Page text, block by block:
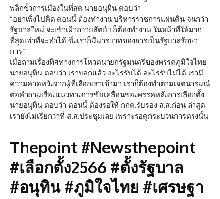
พลิกขั้วการเมืองในที่สุด นายอนุทิน ตอบว่า
“อย่าเพิ่งไปคิด ตอนนี้ ต้องทำงาน บริหารราชการแผ่นดิน จนกว่า
รัฐบาลใหม่ จะเข้าเฝ้าถวายสัตย์ฯ ก็ต้องทำงาน ในหน้าที่ให้มาก
ที่สุดเท่าที่จะทำได้ ซึ่งเราก็มีมารยาทของการเป็นรัฐบาลรักษา
การ”
เมื่อถามเรื่องทิศทางการโหวตนายกรัฐมนตรีของพรรคภูมิใจไทย
นายอนุทิน ตอบว่า เราบอกแล้ว อะไรรับได้ อะไรรับไม่ได้ เรามี
ความคาดหวังจากผู้ที่เลือกเราเข้ามา เราก็ต้องทำตามเจตนารมณ์
ต่อคำถามเรื่องแนวทางการขับเคลื่อนของพรรคหลังการเลือกตั้ง
นายอนุทิน ตอบว่า ตอนนี้ ต้องรอให้ กกต.รับรอง ส.ส.ก่อน ล่าสุด
เรายังไม่เรียกว่าที่ ส.ส.ประชุมเลย เพราะรอดูกระบวนการตรงนั้น
Thepoint #Newsthepoint
#เลือกตั้ง2566 #ตั้งรัฐบาล
#อนุทิน #ภูมิใจไทย #เศรษฐา